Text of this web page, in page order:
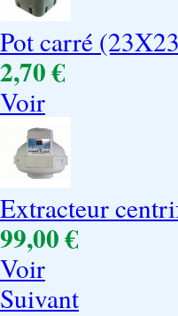
Pot carré
2,70 €
Voir
Extracteur
99,00 €
Voir
Suivant